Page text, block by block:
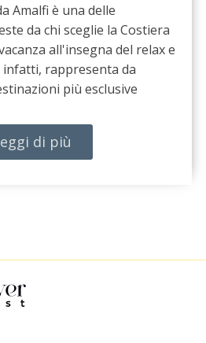
Amalfi è una delle
da chi sceglie la Costiera
all'insegna del relax e
infatti, rappresenta da
più esclusive
di più